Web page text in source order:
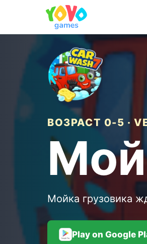
ВОЗРАСТ 0-5 ·
Мойка грузовика
Play on Google